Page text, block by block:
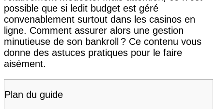
possible que si ledit budget est géré
convenablement surtout dans les casinos en
ligne. Comment assurer alors une gestion
minutieuse de son bankroll ? Ce contenu vous
donne des astuces pratiques pour le faire
aisément.
Plan du guide